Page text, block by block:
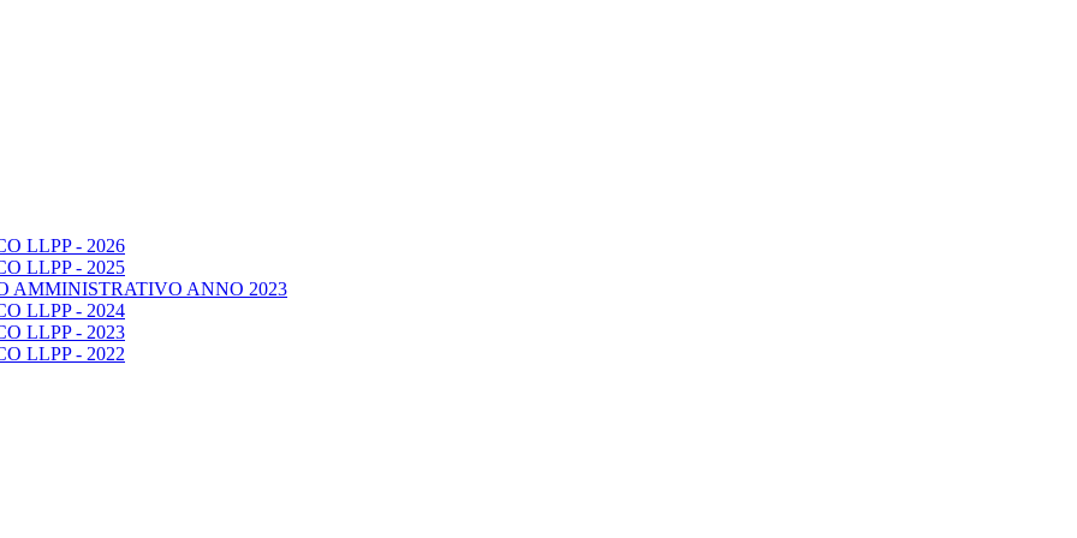
LLPP - 2026
LLPP - 2025
AMMINISTRATIVO ANNO 2023
LLPP - 2024
LLPP - 2023
LLPP - 2022